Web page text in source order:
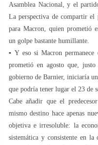
Asamblea Nacional, y el
La perspectiva de compartir el
para Macron, quien prometió
un golpe bastante humillante.
▪️ Y eso si Macron
prometió en agosto que,
gobierno de Barnier, iniciaría
que podría tener lugar el 23 de
Cabe añadir que el
mismo destino hace apenas
objetiva e irresoluble: la
sistemática y consistente en